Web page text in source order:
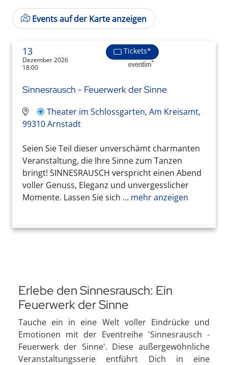
Events auf der Karte anzeigen
13
Dezember 2026
18:00
Tickets*
Sinnesrausch - Feuerwerk der Sinne
Theater im Schlossgarten, Am Kreisamt,
99310 Arnstadt
Seien Sie Teil dieser unverschämt charmanten
Veranstaltung, die Ihre Sinne zum Tanzen
bringt! SINNESRAUSCH verspricht einen Abend
voller Genuss, Eleganz und unvergesslicher
Momente. Lassen Sie sich ... mehr anzeigen
Erlebe den Sinnesrausch: Ein
Feuerwerk der Sinne
Tauche ein in eine Welt voller Eindrücke und
Emotionen mit der Eventreihe 'Sinnesrausch -
Feuerwerk der Sinne'. Diese außergewöhnliche
Veranstaltungsserie entführt Dich in eine